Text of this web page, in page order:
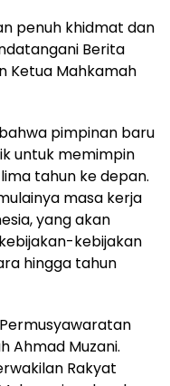
penuh khidmat dan
Berita
Ketua Mahkamah
pimpinan baru
untuk memimpin
tahun ke depan.
masa kerja
yang akan
kebijakan
hingga tahun
Ahmad Muzani.
Rakyat